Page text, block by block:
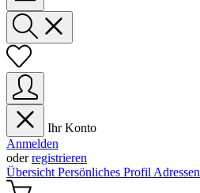
Ihr Konto
Anmelden
oderregistrieren
Übersicht Persönliches Profil Adressen